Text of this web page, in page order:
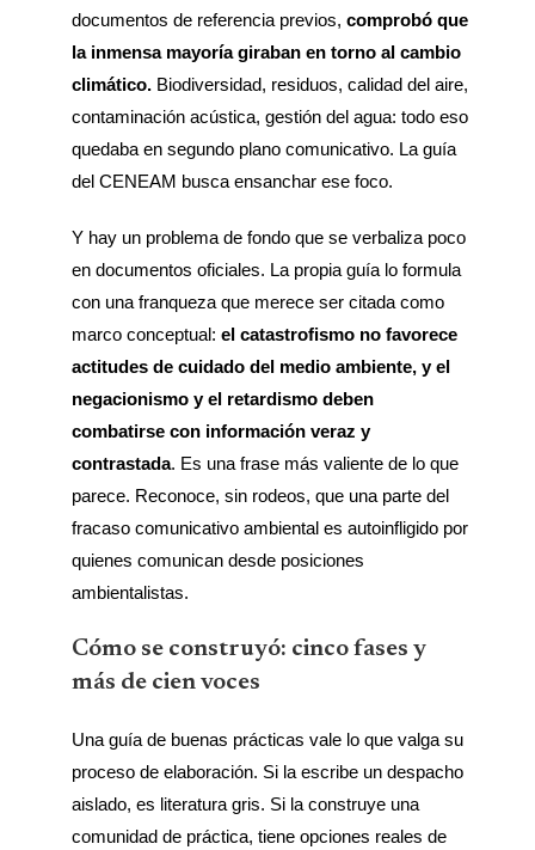
documentos de referencia previos, comprobó que
la inmensa mayoría giraban en torno al cambio
climático.Biodiversidad, residuos, calidad del aire,
contaminación acústica, gestión del agua: todo eso
quedaba en segundo plano comunicativo. La guía
del CENEAM busca ensanchar ese foco.
Y hay un problema de fondo que se verbaliza poco
en documentos oficiales. La propia guía lo formula
con una franqueza que merece ser citada como
marco conceptual: el catastrofismo no favorece
actitudes de cuidado del medio ambiente, y el
negacionismo y el retardismo deben
combatirse con información veraz y
contrastada. Es una frase más valiente de lo que
parece. Reconoce, sin rodeos, que una parte del
fracaso comunicativo ambiental es autoinfligido por
quienes comunican desde posiciones
ambientalistas.
Cómo se construyó: cinco fases y
más de cien voces
Una guía de buenas prácticas vale lo que valga su
proceso de elaboración. Si la escribe un despacho
aislado, es literatura gris. Si la construye una
comunidad de práctica, tiene opciones reales de